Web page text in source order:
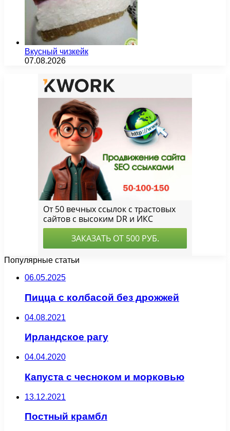
Вкусный чизкейк
07.08.2026
Популярные статьи
06.05.2025
Пицца с колбасой без дрожжей
04.08.2021
Ирландское рагу
04.04.2020
Капуста с чесноком и морковью
13.12.2021
Постный крамбл